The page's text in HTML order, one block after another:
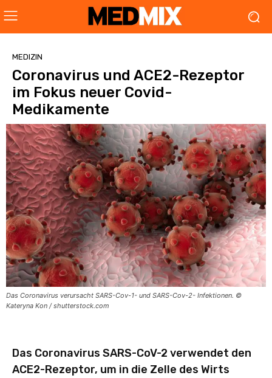
MEDIZIN
Coronavirus und ACE2-Rezeptor
im Fokus neuer Covid-
Medikamente
Das Coronavirus verursacht SARS-Cov-1- und SARS-Cov-2- Infektionen. ©
Kateryna Kon / shutterstock.com
Das Coronavirus SARS-CoV-2 verwendet den
ACE2-Rezeptor, um in die Zelle des Wirts